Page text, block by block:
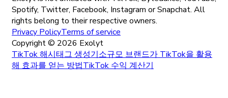
Spotify, Twitter, Facebook, Instagram or Snapchat. All
rights belong to their respective owners.
Privacy PolicyTerms of service
Copyright © 2026 Exolyt
TikTok 해시태그 생성기소규모 브랜드가 TikTok을 활용
해 효과를 얻는 방법TikTok 수익 계산기